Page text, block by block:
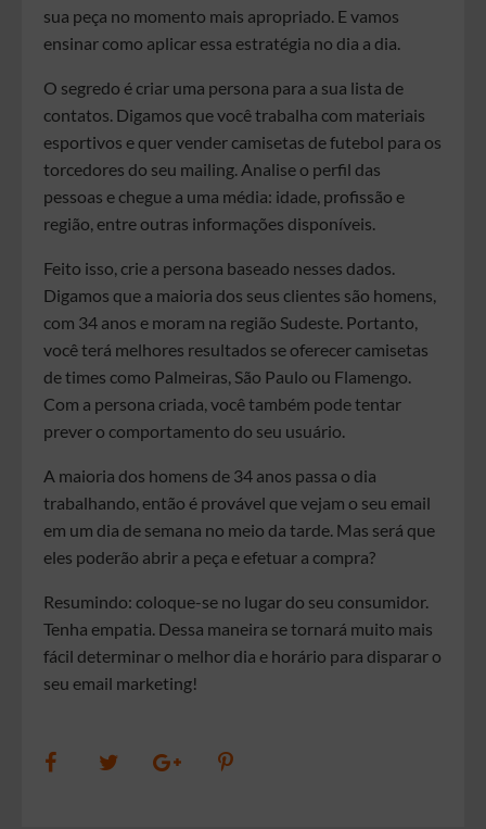
sua peça no momento mais apropriado. E vamos
ensinar como aplicar essa estratégia no dia a dia.
O segredo é criar uma persona para a sua lista de
contatos. Digamos que você trabalha com materiais
esportivos e quer vender camisetas de futebol para os
torcedores do seu mailing. Analise o perfil das
pessoas e chegue a uma média: idade, profissão e
região, entre outras informações disponíveis.
Feito isso, crie a persona baseado nesses dados.
Digamos que a maioria dos seus clientes são homens,
com 34 anos e moram na região Sudeste. Portanto,
você terá melhores resultados se oferecer camisetas
de times como Palmeiras, São Paulo ou Flamengo.
Com a persona criada, você também pode tentar
prever o comportamento do seu usuário.
A maioria dos homens de 34 anos passa o dia
trabalhando, então é provável que vejam o seu email
em um dia de semana no meio da tarde. Mas será que
eles poderão abrir a peça e efetuar a compra?
Resumindo: coloque-se no lugar do seu consumidor.
Tenha empatia. Dessa maneira se tornará muito mais
fácil determinar o melhor dia e horário para disparar o
seu email marketing!